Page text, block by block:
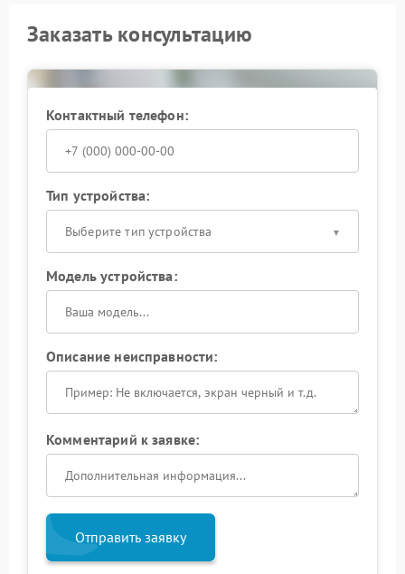
Заказать консультацию
Контактный телефон:
Тип устройства:
Выберите тип устройства
Модель устройства:
Описание неисправности:
Комментарий к заявке:
Отправить заявку